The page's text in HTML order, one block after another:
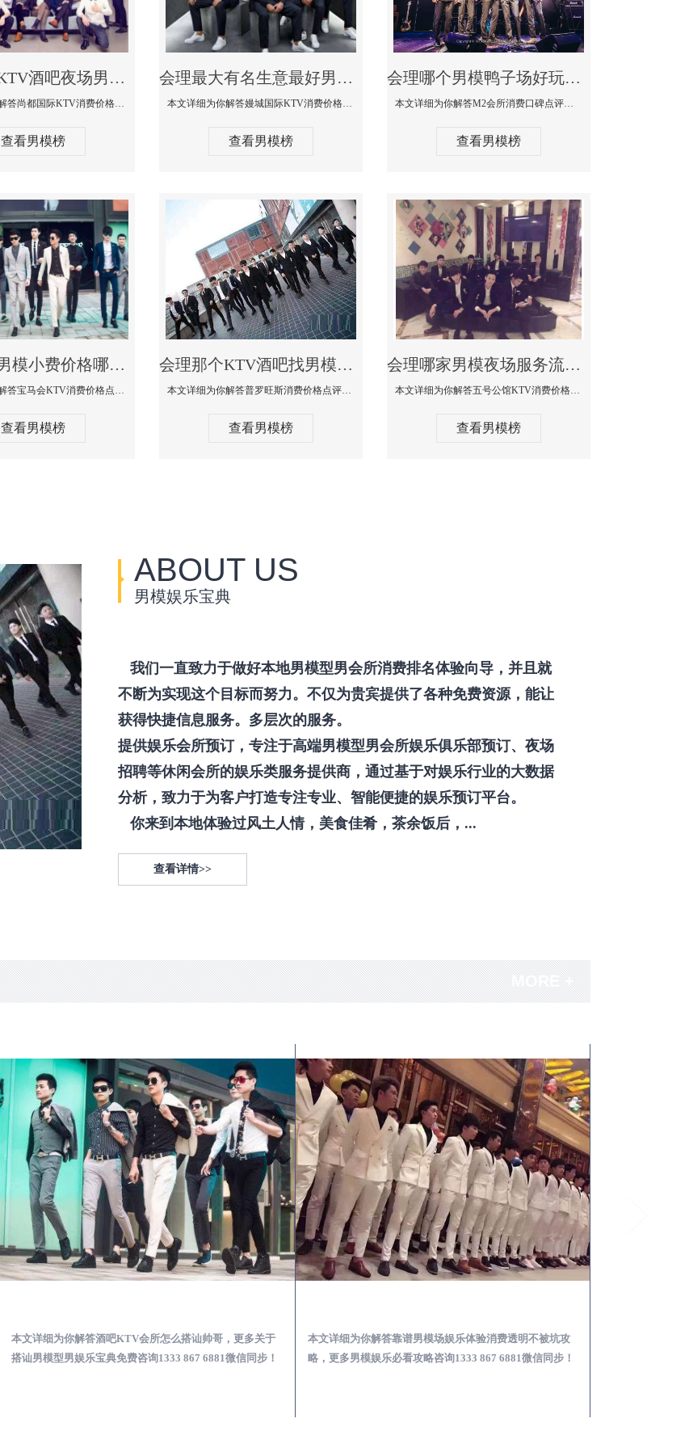
会理哪个KTV酒吧夜场男模公关型男最帅-尚都国际KTV消费价格点评
本文详细为你解答尚都国际KTV消费价格点评，更多关于哪个KTV酒吧夜场男模公关型男最帅免费咨询1333 867 6881微信同步
查看男模榜
会理最大有名生意最好男模少爷场KTV体验-嫚城国际KTV消费价格点评
本文详细为你解答嫚城国际KTV消费价格口碑点评，更多关于最大有名生意最好男模少爷场KTV体验免费咨询1333 867 6881微信同步！
查看男模榜
会理哪个男模鸭子场好玩陪酒服务好-M2会所KTV消费口碑点评
本文详细为你解答M2会所消费口碑点评，更多关于哪个男模鸭子场好玩陪酒服务好免费咨询1333 867 6881微信同步！
查看男模榜
会理KTV男模小费价格哪家便宜-宝马会KTV消费口碑点评
本文详细为你解答宝马会KTV消费价格点评，更多关于KTV男模小费价格哪家便宜免费咨询1333 867 6881微信同步！
查看男模榜
会理那个KTV酒吧找男模帅哥男妓多-普罗旺斯KTV真实口碑点评
本文详细为你解答普罗旺斯消费价格点评，更多关于那个KTV酒吧找男模帅哥最多免费咨询1333 867 6881微信同步！
查看男模榜
会理哪家男模夜场服务流程全面-五号公馆KTV消费价格点评
本文详细为你解答五号公馆KTV消费价格，更多关于哪家男模夜场服务流程全面免费咨询1333 867 6881微信同步！
查看男模榜
ABOUT US
男模娱乐宝典
我们一直致力于做好本地男模型男会所消费排名体验向导，并且就
不断为实现这个目标而努力。不仅为贵宾提供了各种免费资源，能让
获得快捷信息服务。多层次的服务。
提供娱乐会所预订，专注于高端男模型男会所娱乐俱乐部预订、夜场
招聘等休闲会所的娱乐类服务提供商，通过基于对娱乐行业的大数据
分析，致力于为客户打造专注专业、智能便捷的娱乐预订平台。
你来到本地体验过风土人情，美食佳肴，茶余饭后，...
查看详情>>
本文详细为你解答酒吧KTV会所怎么搭讪帅哥，更多关于
搭讪男模型男娱乐宝典免费咨询1333 867 6881微信同步！
本文详细为你解答靠谱男模场娱乐体验消费透明不被坑攻
略，更多男模娱乐必看攻略咨询1333 867 6881微信同步！